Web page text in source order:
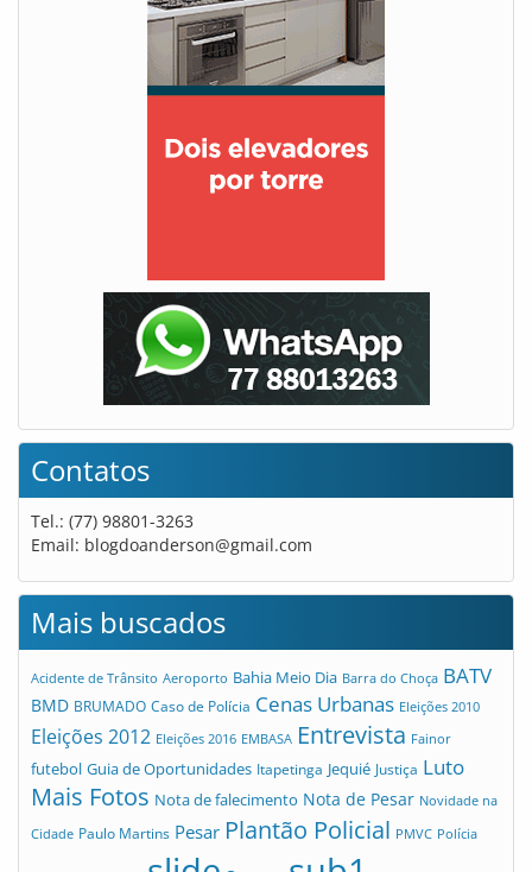
Contatos
Tel.: (77) 98801-3263
Email: blogdoanderson@gmail.com
Mais buscados
Acidente de Trânsito Aeroporto Bahia Meio Dia Barra do Choça BATV
BMD BRUMADO Caso de Polícia Cenas Urbanas Eleições 2010
Eleições 2012 Eleições 2016 EMBASA Entrevista Fainor
futebol Guia de Oportunidades Itapetinga Jequié Justiça Luto
Mais Fotos Nota de falecimento Nota de Pesar Novidade na
Cidade Paulo Martins Pesar Plantão Policial PMVC Polícia